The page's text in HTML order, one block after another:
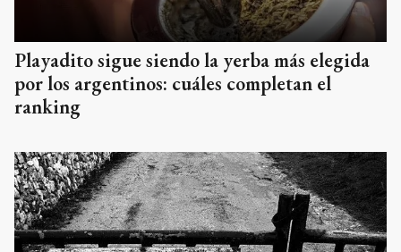
Playadito sigue siendo la yerba más elegida
por los argentinos: cuáles completan el
ranking